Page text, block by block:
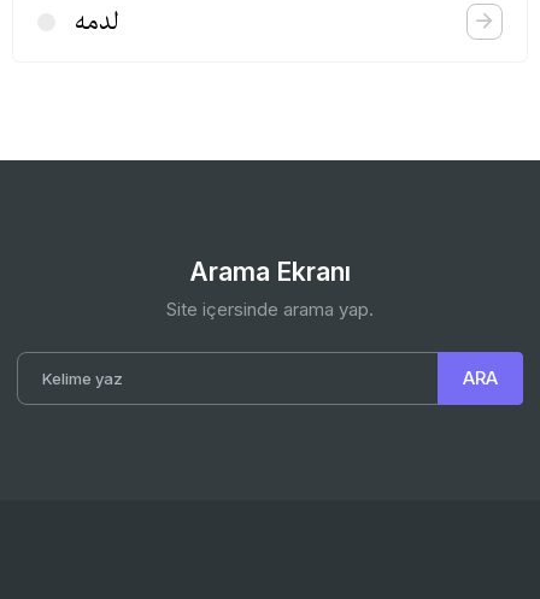
لدمه
Arama Ekranı
Site içersinde arama yap.